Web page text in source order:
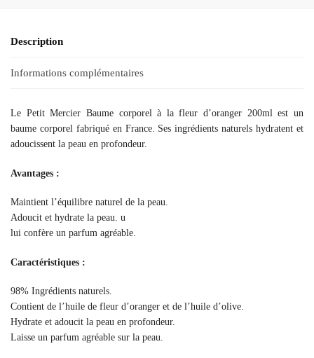
Description
Informations complémentaires
Le Petit Mercier Baume corporel à la fleur d’oranger 200ml est un
baume corporel fabriqué en France. Ses ingrédients naturels hydratent et
adoucissent la peau en profondeur.
Avantages :
Maintient l’équilibre naturel de la peau.
Adoucit et hydrate la peau. u
lui confère un parfum agréable.
Caractéristiques :
98% Ingrédients naturels.
Contient de l’huile de fleur d’oranger et de l’huile d’olive.
Hydrate et adoucit la peau en profondeur.
Laisse un parfum agréable sur la peau.